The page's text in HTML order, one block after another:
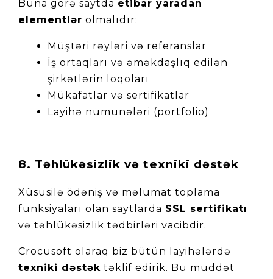
Buna görə saytda etibar yaradan
elementlər olmalıdır:
Müştəri rəyləri və referanslar
İş ortaqları və əməkdaşlıq edilən
şirkətlərin loqoları
Mükafatlar və sertifikatlar
Layihə nümunələri (portfolio)
8. Təhlükəsizlik və texniki dəstək
Xüsusilə ödəniş və məlumat toplama
funksiyaları olan saytlarda SSL sertifikatı
və təhlükəsizlik tədbirləri vacibdir.
Crocusoft olaraq biz bütün layihələrdə
texniki dəstək təklif edirik. Bu müddət